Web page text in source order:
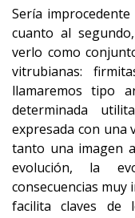
Sería
cuanto al
verlo como
vitrubianas:
llamaremos tipo
determinada
expresada con una
tanto una imagen
evolución, la
consecuencias
facilita claves de